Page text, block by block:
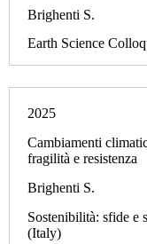
Brighenti S.
Earth Science
2025
Cambiamenti
fragilità e resistenza
Brighenti S.
Sostenibilità: sfide e
(Italy)